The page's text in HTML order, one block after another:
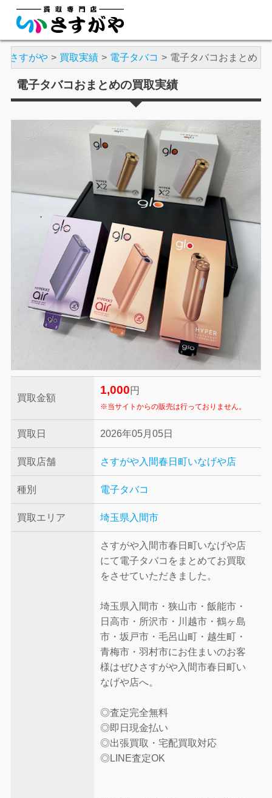
さすがや 買取実績 電子タバコ 電子タバコおまとめ
電子タバコおまとめの買取実績
買取金額
1,000 円
※当サイトからの販売は行っておりません。
買取日 2026年05月05日
買取店舗 さすがや入間春日町いなげや店
種別 電子タバコ
買取エリア 埼玉県入間市
さすがや入間市春日町いなげや店
にて電子タバコをまとめてお買取
をさせていただきました。
埼玉県入間市・狭山市・飯能市・
日高市・所沢市・川越市・鶴ヶ島
市・坂戸市・毛呂山町・越生町・
青梅市・羽村市にお住まいのお客
様はぜひさすがや入間市春日町い
なげや店へ。
◎査定完全無料
◎即日現金払い
◎出張買取・宅配買取対応
◎LINE査定OK